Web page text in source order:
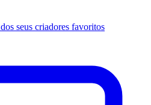
seus criadores favoritos